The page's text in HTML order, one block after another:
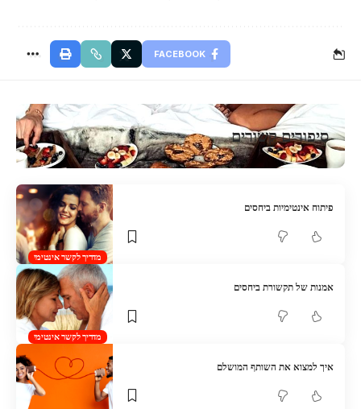
FACEBOOK
סיפורים קשורים
מדריך לקשר אינטימי
פיתוח אינטימיות ביחסים
מדריך לקשר אינטימי
אמנות של תקשורת ביחסים
איך למצוא את השותף המושלם